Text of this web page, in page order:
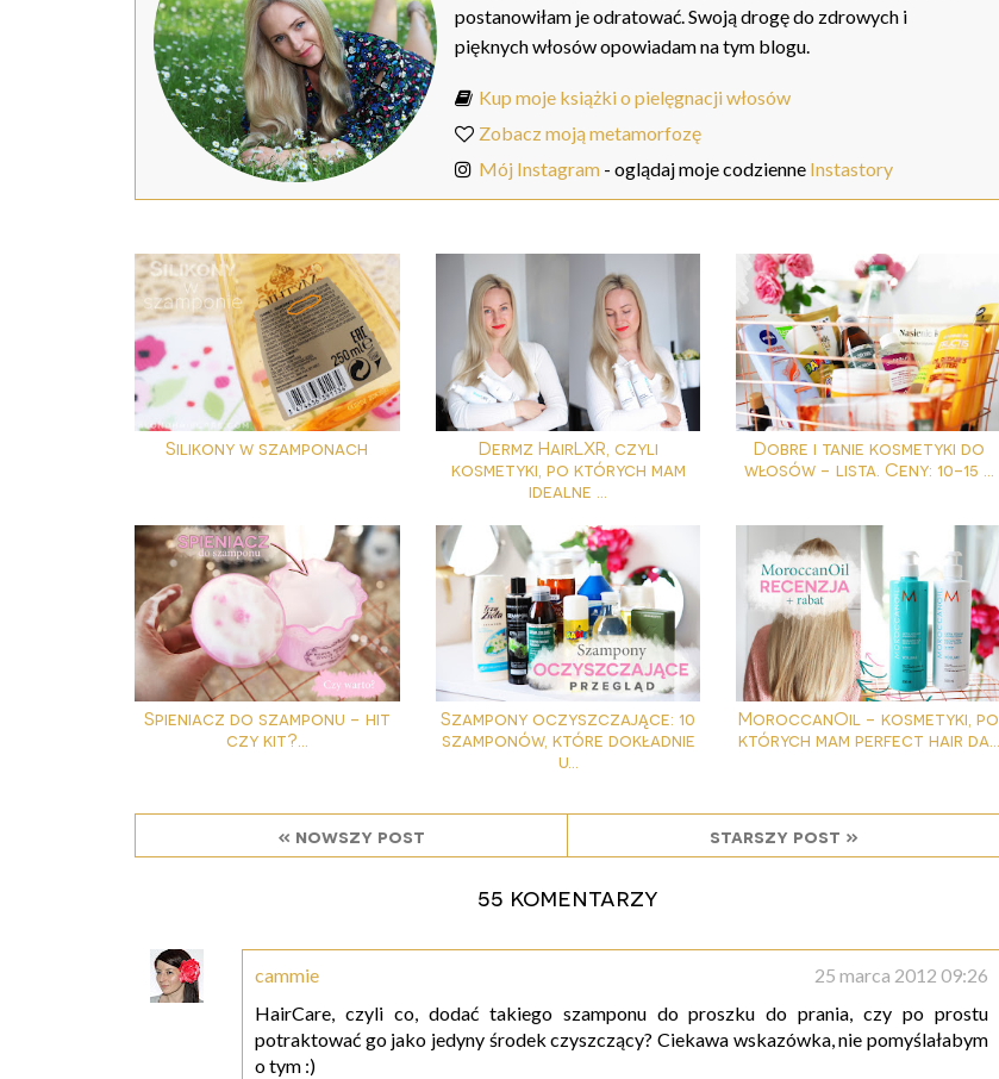
postanowiłam je odratować. Swoją drogę do zdrowych i
pięknych włosów opowiadam na tym blogu.
Kup moje książki o pielęgnacji włosów
Zobacz moją metamorfozę
Mój Instagram - oglądaj moje codzienne Instastory
Silikony w szamponach
Dermz HairLXR, czyli
kosmetyki, po których mam
idealne ...
Dobre i tanie kosmetyki do
włosów - lista. Ceny: 10-15 ...
Spieniacz do szamponu - hit
czy kit?...
Szampony oczyszczające: 10
szamponów, które dokładnie
u...
MoroccanOil - kosmetyki, po
których mam perfect hair da...
« nowszy post starszy post »
55 komentarzy
cammie
25 marca 2012 09:26
HairCare, czyli co, dodać takiego szamponu do proszku do prania, czy po prostu
potraktować go jako jedyny środek czyszczący? Ciekawa wskazówka, nie pomyślałabym
o tym :)